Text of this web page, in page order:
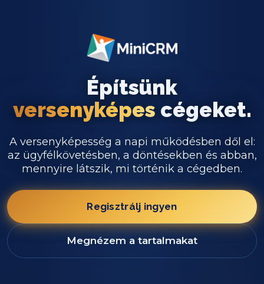
Építsünk
versenyképes cégeket.
A versenyképesség a napi működésben dől el:
az ügyfélkövetésben, a döntésekben és abban,
mennyire látszik, mi történik a cégedben.
Regisztrálj ingyen
Megnézem a tartalmakat